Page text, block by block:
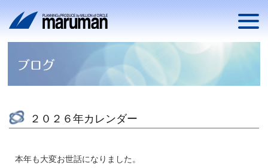
２０２６年カレンダー
本年も大変お世話になりました。